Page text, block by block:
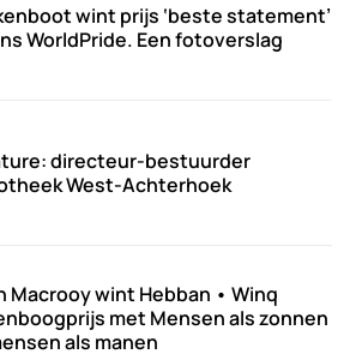
wint prijs ‘beste statement’
WorldPride. Een fotoverslag
directeur-bestuurder
West-Achterhoek
Macrooy wint Hebban • Winq
met Mensen als zonnen
als manen